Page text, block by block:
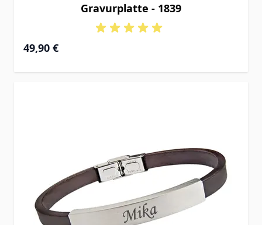
Gravurplatte - 1839
49,90 €